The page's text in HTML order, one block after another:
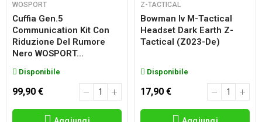
WOSPORT
Cuffia Gen.5
Communication Kit Con
Riduzione Del Rumore
Nero WOSPORT...
Disponibile
99,90 €
Z-TACTICAL
Bowman Iv M-Tactical
Headset Dark Earth Z-
Tactical (z023-De)
Disponibile
17,90 €